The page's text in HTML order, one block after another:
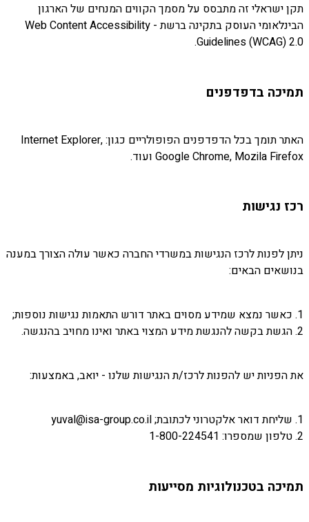
תקן ישראלי זה מתבסס על מסמך הקווים המנחים של הארגון
הבינלאומי העוסק בתקינה ברשת - Web Content Accessibility
Guidelines (WCAG) 2.0.
תמיכה בדפדפנים
האתר תומך בכל הדפדפנים הפופולריים כגון: Internet Explorer,
Google Chrome, Mozila Firefox ועוד.
רכז נגישות
ניתן לפנות לרכז הנגישות במשרדי החברה כאשר עולה הצורך במענה
בנושאים הבאים:
1. כאשר נמצא שמידע מסוים באתר דורש התאמות נגישות נוספות;
2. הגשת בקשה להנגשת מידע המצוי באתר ואינו מחויב בהנגשה.
את הפניות יש להפנות לרכז/ת הנגישות שלנו - יואב, באמצעות:
1. שליחת דואר אלקטרוני לכתובת; yuval@isa-group.co.il
2. טלפון שמספרו: 1-800-224541
תמיכה בטכנולוגיות מסייעות